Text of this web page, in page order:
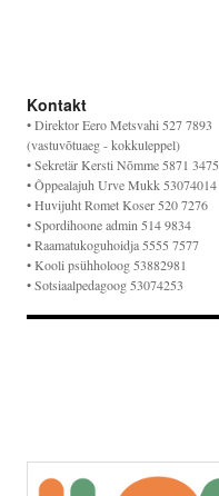
Kontakt
• Direktor Eero Metsvahi 527 7893
(vastuvõtuaeg - kokkuleppel)
• Sekretär Kersti Nõmme 5871 3475
• Õppealajuh Urve Mukk 53074014
• Huvijuht Romet Koser 520 7276
• Spordihoone admin 514 9834
• Raamatukoguhoidja 5555 7577
• Kooli psühholoog 53882981
• Sotsiaalpedagoog 53074253